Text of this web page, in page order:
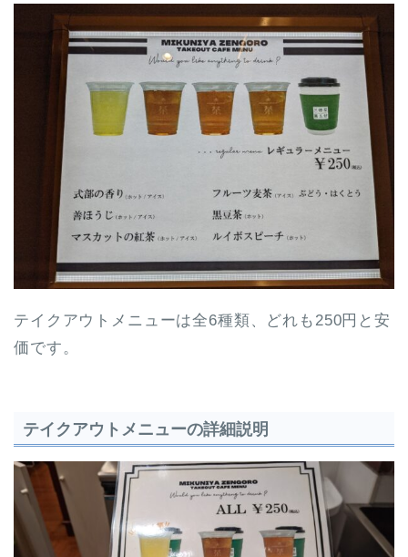
テイクアウトメニューは全6種類、どれも250円と安
価です。
テイクアウトメニューの詳細説明